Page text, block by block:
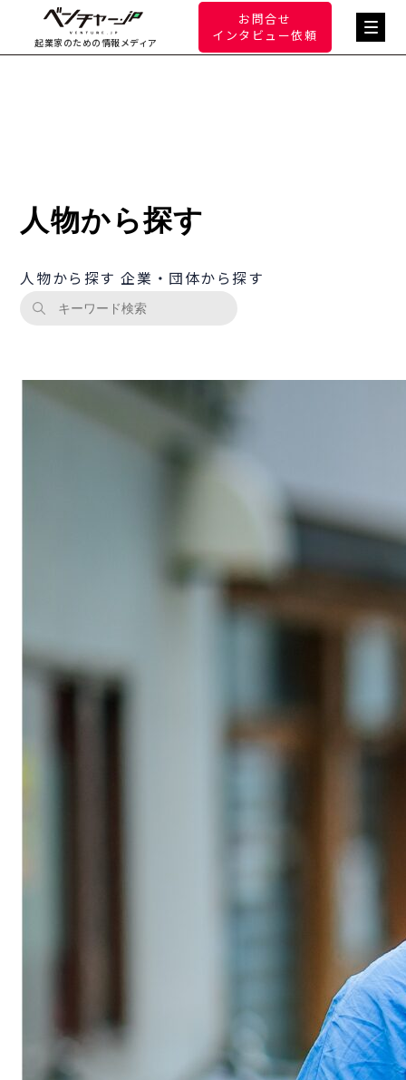
起業家のための情報メディア
お問合せ
インタビュー依頼
人物から探す
人物から探す 企業・団体から探す